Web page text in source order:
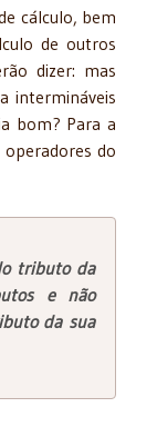
cálculo, bem
de outros
dizer: mas
intermináveis
bom? Para a
do
tributo da
e não
da sua